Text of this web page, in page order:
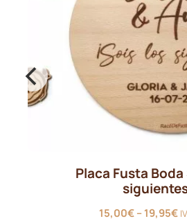
Placa Fusta
15,00€–19,95€